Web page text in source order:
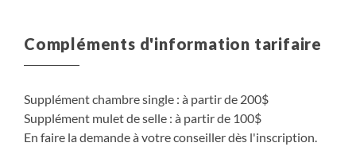
Compléments d'information tarifaire
Supplément chambre single : à partir de 200$
Supplément mulet de selle : à partir de 100$
En faire la demande à votre conseiller dès l'inscription.